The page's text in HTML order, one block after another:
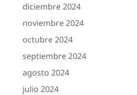
diciembre 2024
noviembre 2024
octubre 2024
septiembre 2024
agosto 2024
julio 2024